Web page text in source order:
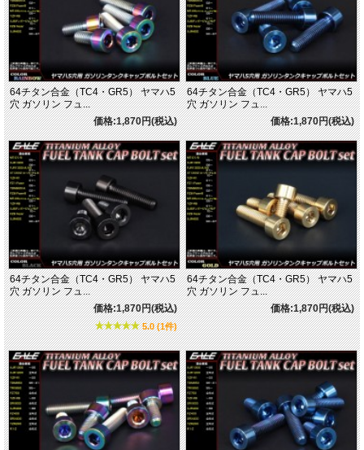
64チタン合金（TC4・GR5） ヤマハ5
穴 ガソリン フュ...
価格:1,870円(税込)
64チタン合金（TC4・GR5） ヤマハ5
穴 ガソリン フュ...
価格:1,870円(税込)
64チタン合金（TC4・GR5） ヤマハ5
穴 ガソリン フュ...
価格:1,870円(税込)
5.0 (1件)
64チタン合金（TC4・GR5） ヤマハ5
穴 ガソリン フュ...
価格:1,870円(税込)